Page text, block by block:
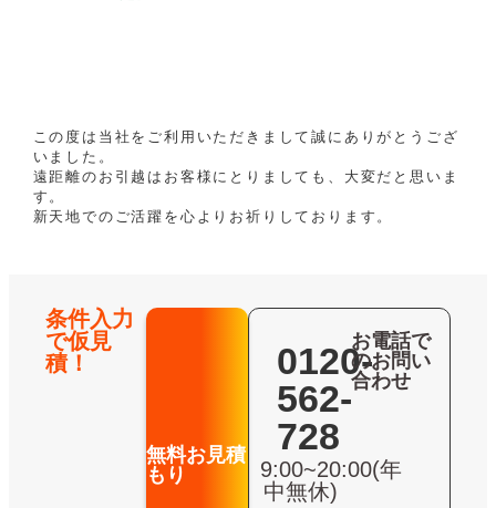
この度は当社をご利用いただきまして誠にありがとうござ
いました。
遠距離のお引越はお客様にとりましても、大変だと思いま
す。
新天地でのご活躍を心よりお祈りしております。
条件入力
で仮見
積！
無料お見積
もり
0120-
562-
728
9:00~20:00(年
中無休)
お電話で
のお問い
合わせ